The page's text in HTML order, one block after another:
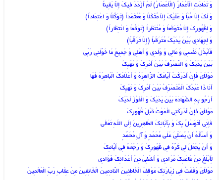
وَ تَمَادَتِ الْأَعْمَارُ (الْأَعْصَارُ) لَمْ أَزْدَدْ فِیکَ إِلاَّ یَقِیناً
وَ لَکَ إِلاَّ حُبّاً وَ عَلَیْکَ إِلاَّ مُتَّکَلاً وَ مُعْتَمَداً (تَوَکُّلاً وَ اعْتِمَاداً)
وَ لِظُهُورِکَ إِلاَّ مُتَوَقَّعاً وَ مُنْتَظَراً (تَوَقُّعاً وَ انْتِظَاراً)
وَ لِجِهَادِی بَیْنَ یَدَیْکَ مُتَرَقَّباً (إِلاَّ تَرَقُّباً)
فَأَبْذُلُ نَفْسِی وَ مَالِی وَ وَلَدِی وَ أَهْلِی وَ جَمِیعَ مَا خَوَّلَنِی رَبِّی
بَیْنَ یَدَیْکَ وَ التَّصَرُّفَ بَیْنَ أَمْرِکَ وَ نَهْیِکَ‏
مَوْلاَیَ فَإِنْ أَدْرَکْتُ أَیَّامَکَ الزَّاهِرَهَ وَ أَعْلاَمَکَ الْبَاهِرَهَ فَهَا
أَنَا ذَا عَبْدُکَ الْمُتَصَرِّفُ بَیْنَ أَمْرِکَ وَ نَهْیِکَ‏
أَرْجُو بِهِ الشَّهَادَهَ بَیْنَ یَدَیْکَ وَ الْفَوْزَ لَدَیْکَ‏
مَوْلاَیَ فَإِنْ أَدْرَکَنِی الْمَوْتُ قَبْلَ ظُهُورِکَ
فَإِنِّی أَتَوَسَّلُ بِکَ وَ بِآبَائِکَ الطَّاهِرِینَ إِلَى اللَّهِ تَعَالَى‏
وَ أَسْأَلُهُ أَنْ یُصَلِّیَ عَلَى مُحَمَّدٍ وَ آلِ مُحَمَّدٍ
وَ أَنْ یَجْعَلَ لِی کَرَّهً فِی ظُهُورِکَ وَ رَجْعَهً فِی أَیَّامِکَ‏
لِأَبْلُغَ مِنْ طَاعَتِکَ مُرَادِی وَ أَشْفِیَ مِنْ أَعْدَائِکَ فُؤَادِی‏
مَوْلاَیَ وَقَفْتُ فِی زِیَارَتِکَ مَوْقِفَ الْخَاطِئِینَ النَّادِمِینَ الْخَائِفِینَ مِنْ عِقَابِ رَبِّ الْعَالَمِینَ‏